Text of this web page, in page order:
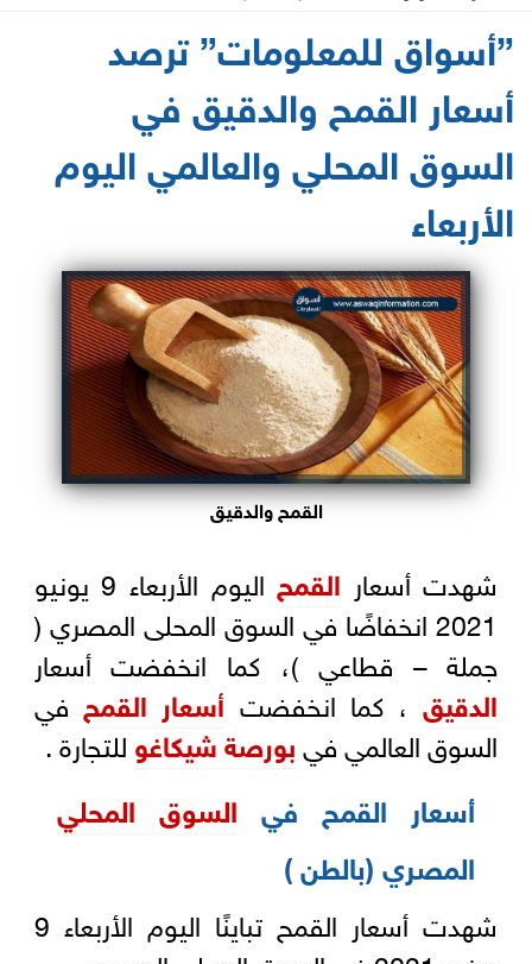
”أسواق للمعلومات” ترصد
أسعار القمح والدقيق في
السوق المحلي والعالمي اليوم
الأربعاء
القمح والدقيق
شهدت أسعار القمح
اليوم الأربعاء 9 يونيو
2021 انخفاضًا في السوق المحلى المصري (
جملة – قطاعي )، كما انخفضت أسعار
الدقيق، كما انخفضت أسعار القمح في
السوق العالمي فيبورصة شيكاغوللتجارة .
أسعار القمح في السوق المحلي
المصري (بالطن )
شهدت أسعار القمح تباينًا اليوم الأربعاء 9